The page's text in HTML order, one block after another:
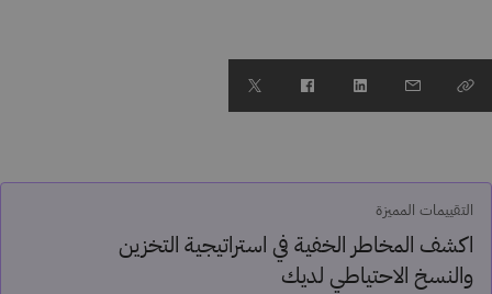
التقييمات المميزة
اكشف المخاطر الخفية في استراتيجية التخزين
والنسخ الاحتياطي لديك